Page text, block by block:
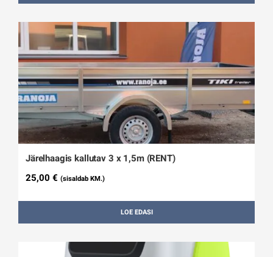
Järelhaagis kallutav 3 x 1,5m (RENT)
25,00 € (sisaldab KM.)
LOE EDASI